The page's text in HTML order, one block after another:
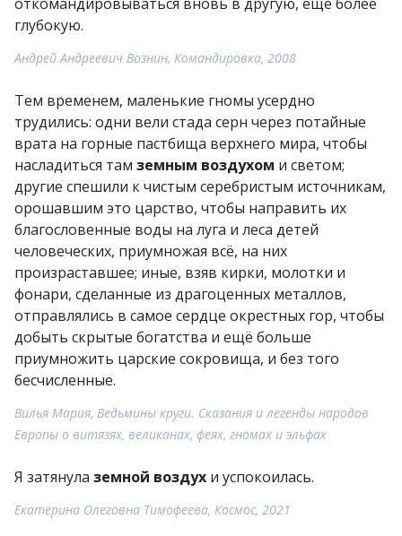
глубокую.
Андрей Андреевич Вознин, Командировка, 2008
Тем временем, маленькие гномы усердно
трудились: одни вели стада серн через потайные
врата на горные пастбища верхнего мира, чтобы
насладиться там земным воздухом и светом;
другие спешили к чистым серебристым источникам,
орошавшим это царство, чтобы направить их
благословенные воды на луга и леса детей
человеческих, приумножая всё, на них
произраставшее; иные, взяв кирки, молотки и
фонари, сделанные из драгоценных металлов,
отправлялись в самое сердце окрестных гор, чтобы
добыть скрытые богатства и ещё больше
приумножить царские сокровища, и без того
бесчисленные.
Вилья Мария, Ведьмины круги. Сказания и легенды народов
Европы о витязях, великанах, феях, гномах и эльфах
Я затянула земной воздух и успокоилась.
Екатерина Олеговна Тимофеева, Космос, 2021